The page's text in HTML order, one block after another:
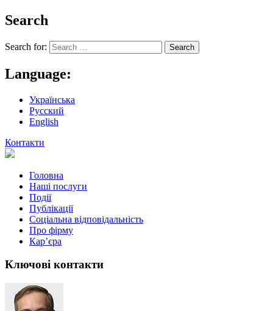
Search
Search for:
Language:
Українська
Русский
English
Контакти
Головна
Наші послуги
Події
Публікації
Соціальна відповідальність
Про фiрму
Кар’єра
Ключові контакти